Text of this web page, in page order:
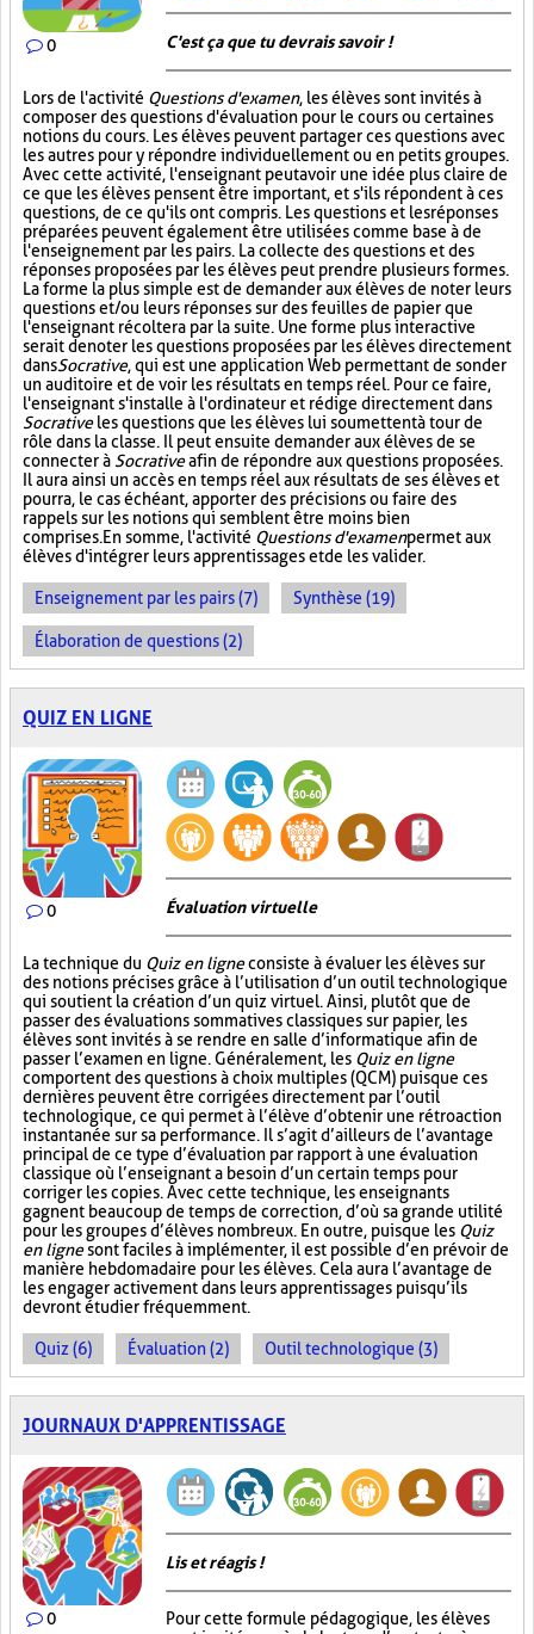
0 C'est ça que tu devrais savoir !
Lors de l'activité Questions d'examen, les élèves sont invités à
composer des questions d'évaluation pour le cours ou certaines
notions du cours. Les élèves peuvent partager ces questions avec
les autres pour y répondre individuellement ou en petits groupes.
Avec cette activité, l'enseignant peut avoir une idée plus claire de
ce que les élèves pensent être important, et s'ils répondent à ces
questions, de ce qu'ils ont compris. Les questions et les réponses
préparées peuvent également être utilisées comme base à de
l'enseignement par les pairs. La collecte des questions et des
réponses proposées par les élèves peut prendre plusieurs formes.
La forme la plus simple est de demander aux élèves de noter leurs
questions et/ou leurs réponses sur des feuilles de papier que
l'enseignant récoltera par la suite. Une forme plus interactive
serait de noter les questions proposées par les élèves directement
dansSocrative, qui est une application Web permettant de sonder
un auditoire et de voir les résultats en temps réel. Pour ce faire,
l'enseignant s'installe à l'ordinateur et rédige directement dans
Socrativeles questions que les élèves lui soumettent à tour de
rôle dans la classe. Il peut ensuite demander aux élèves de se
connecter à Socrativeafin de répondre aux questions proposées.
Il aura ainsi un accès en temps réel aux résultats de ses élèves et
pourra, le cas échéant, apporter des précisions ou faire des
rappels sur les notions qui semblent être moins bien
comprises. En somme, l'activité Questions d'examenpermet aux
élèves d'intégrer leurs apprentissages et de les valider.
Enseignement par les pairs (7) Synthèse (19)
Élaboration de questions (2)
QUIZ EN LIGNE
0 Évaluation virtuelle
La technique du Quiz en ligneconsiste à évaluer les élèves sur
des notions précises grâce à l’utilisation d’un outil technologique
qui soutient la création d’un quiz virtuel. Ainsi, plutôt que de
passer des évaluations sommatives classiques sur papier, les
élèves sont invités à se rendre en salle d’informatique afin de
passer l’examen en ligne. Généralement, les Quiz en ligne
comportent des questions à choix multiples (QCM) puisque ces
dernières peuvent être corrigées directement par l’outil
technologique, ce qui permet à l’élève d’obtenir une rétroaction
instantanée sur sa performance. Il s’agit d’ailleurs de l’avantage
principal de ce type d’évaluation par rapport à une évaluation
classique où l’enseignant a besoin d’un certain temps pour
corriger les copies. Avec cette technique, les enseignants
gagnent beaucoup de temps de correction, d’où sa grande utilité
pour les groupes d’élèves nombreux. En outre, puisque les Quiz
en lignesont faciles à implémenter, il est possible d’en prévoir de
manière hebdomadaire pour les élèves. Cela aura l’avantage de
les engager activement dans leurs apprentissages puisqu’ils
devront étudier fréquemment.
Quiz (6) Évaluation (2) Outil technologique (3)
JOURNAUX D'APPRENTISSAGE
0
Lis et réagis !
Pour cette formule pédagogique, les élèves